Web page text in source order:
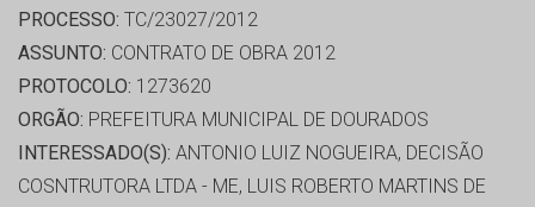
PROCESSO: TC/23027/2012
ASSUNTO: CONTRATO DE OBRA 2012
PROTOCOLO: 1273620
ORGÃO: PREFEITURA MUNICIPAL DE DOURADOS
INTERESSADO(S): ANTONIO LUIZ NOGUEIRA, DECISÃO
COSNTRUTORA LTDA - ME, LUIS ROBERTO MARTINS DE